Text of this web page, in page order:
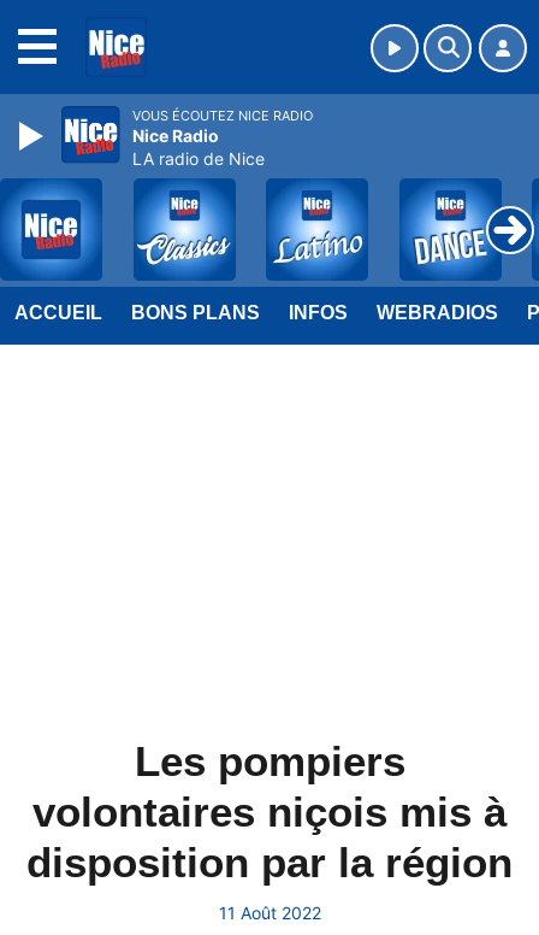
ACCUEIL BONS PLANS INFOS WEBRADIOS
Les pompiers
volontaires niçois mis à
disposition par la région
11 Août 2022
VOUS ÉCOUTEZ NICE RADIO
Nice Radio
LA radio de Nice